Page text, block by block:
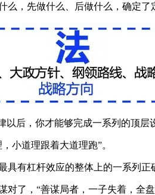
么，先做什么、后做什么，确定
后，你才能够完成一系列的顶层
小道理跟着大道理跑”。
有杠杆效应的整体上的一系列正
对了，“善谋局者，一子失着，全